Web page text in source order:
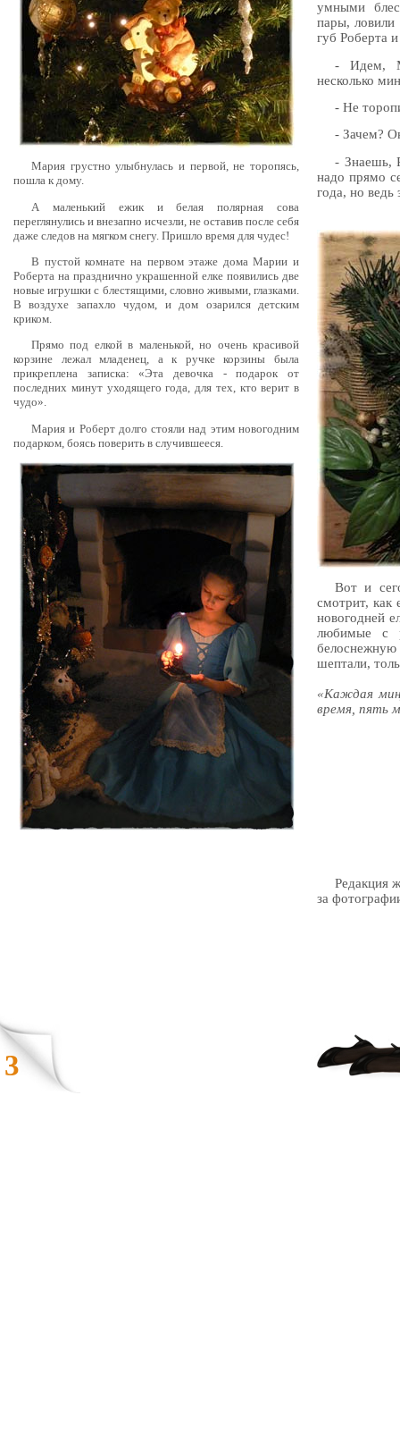
Мария грустно улыбнулась и первой, не торопясь,
пошла к дому.
А маленький ежик и белая полярная сова
переглянулись и внезапно исчезли, не оставив после себя
даже следов на мягком снегу. Пришло время для чудес!
В пустой комнате на первом этаже дома Марии и
Роберта на празднично украшенной елке появились две
новые игрушки с блестящими, словно живыми, глазками.
В воздухе запахло чудом, и дом озарился детским
криком.
Прямо под елкой в маленькой, но очень красивой
корзине лежал младенец, а к ручке корзины была
прикреплена записка: «Эта девочка - подарок от
последних минут уходящего года, для тех, кто верит в
чудо».
Мария и Роберт долго стояли над этим новогодним
подарком, боясь поверить в случившееся.
умными
пары,
губ Роберта
- Идем,
несколько
- Не
- Зачем?
- Знаешь,
надо прямо
года, но
Вот и
смотрит, как
новогодней
любимые с
белоснежную
шептали,
«Каждая
время, пять
Редакция
за
3